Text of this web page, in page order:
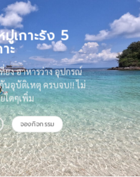
เกาะรัง 5
าะ
ยง อาหารว่าง อุปกรณ์
นอุบัติเหตุ ครบจบ!! ไม่
ใดๆเพิ่ม
จองกิจกรรม